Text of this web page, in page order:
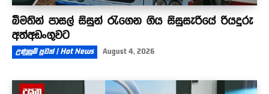
බීමතින් පාසල් සිසුන් රැගෙන ගිය සිසුසැරියේ රියදුරු
අත්අඩංගුවට
උණුසුම් පුවත් | Hot News August 4, 2026